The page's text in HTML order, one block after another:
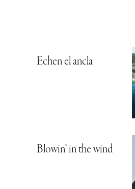
Echen el ancla
Blowin’ in the wind